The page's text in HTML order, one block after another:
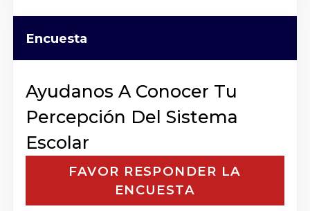
Encuesta
Ayudanos A Conocer Tu
Percepción Del Sistema
Escolar
FAVOR RESPONDER LA
ENCUESTA